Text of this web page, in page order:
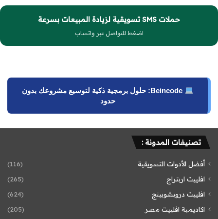
حملات SMS تسويقية لزيادة المبيعات بسرعة
اضغط للتواصل عبر واتساب
Beincode: حلول برمجية ذكية لتوسيع مشروعك بدون
حدود
تصنيفات المدونة :
أفضل الأدوات التسويقية
(116)
افلييت اربتراج
(265)
افلييت دروبشوبينج
(624)
اكاديمية افلييت مصر
(205)